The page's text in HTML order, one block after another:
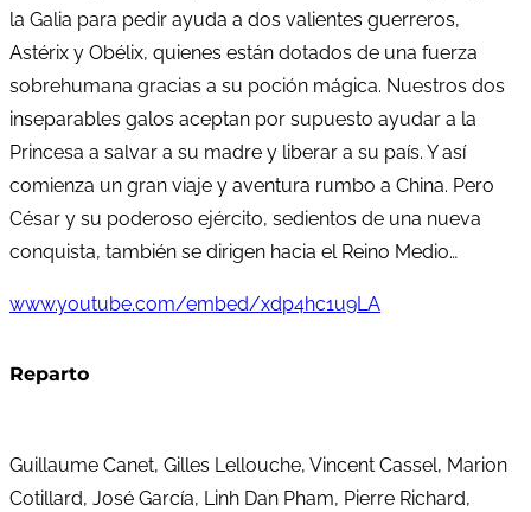
la Galia para pedir ayuda a dos valientes guerreros,
Astérix y Obélix, quienes están dotados de una fuerza
sobrehumana gracias a su poción mágica. Nuestros dos
inseparables galos aceptan por supuesto ayudar a la
Princesa a salvar a su madre y liberar a su país. Y así
comienza un gran viaje y aventura rumbo a China. Pero
César y su poderoso ejército, sedientos de una nueva
conquista, también se dirigen hacia el Reino Medio…
www.youtube.com/embed/xdp4hc1u9LA
Reparto
Guillaume Canet, Gilles Lellouche, Vincent Cassel, Marion
Cotillard, José García, Linh Dan Pham, Pierre Richard,